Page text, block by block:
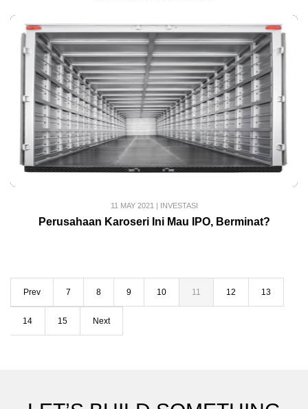
11 MAY 2021 | INVESTASI
Perusahaan Karoseri Ini Mau IPO, Berminat?
Prev 7 8 9 10 11 12 13
14 15 Next